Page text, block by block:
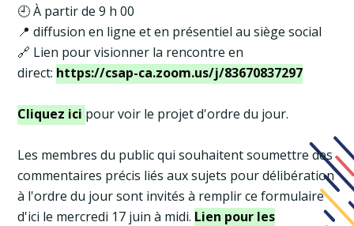
🕘 À partir de 9 h 00
📍 diffusion en ligne et en présentiel au siège social
🔗 Lien pour visionner la rencontre en
direct: https://csap-ca.zoom.us/j/83670837297
Cliquez ici pour voir le projet d'ordre du jour.
Les membres du public qui souhaitent soumettre des
commentaires précis liés aux sujets pour délibération
à l'ordre du jour sont invités à remplir ce formulaire
d'ici le mercredi 17 juin à midi. Lien pour les